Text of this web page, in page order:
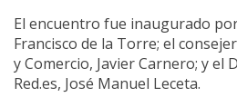
El encuentro fue inaugurado
Francisco de la Torre; el
y Comercio, Javier Carnero; y el
Red.es, José Manuel Leceta.